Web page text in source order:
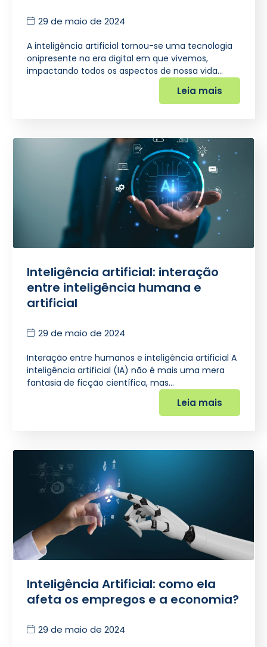
29 de maio de 2024
A inteligência artificial tornou-se uma tecnologia
onipresente na era digital em que vivemos,
impactando todos os aspectos de nossa vida…
Leia mais
Inteligência artificial: interação
entre inteligência humana e
artificial
29 de maio de 2024
Interação entre humanos e inteligência artificial A
inteligência artificial (IA) não é mais uma mera
fantasia de ficção científica, mas…
Leia mais
Inteligência Artificial: como ela
afeta os empregos e a economia?
29 de maio de 2024